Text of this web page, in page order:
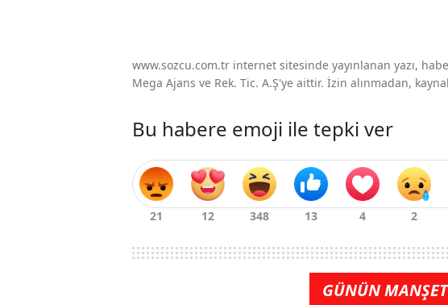
www.sozcu.com.tr internet sitesinde yayınlanan yazı,
Mega Ajans ve Rek. Tic. A.Ş'ye aittir. İzin alınmadan,
Bu habere emoji ile tepki ver
GÜNÜN